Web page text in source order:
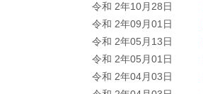
令和 2年10月28日
令和 2年09月01日
令和 2年05月13日
令和 2年05月01日
令和 2年04月03日